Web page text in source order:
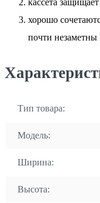
хорошо
почти незаметны
Тип товара:
Модель:
Ширина:
Высота: